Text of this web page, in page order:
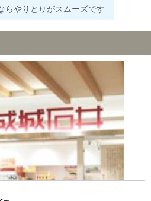
らやりとりがスムーズです